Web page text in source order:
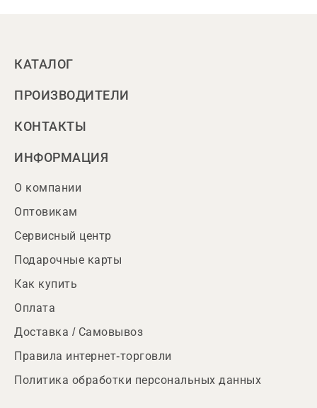
КАТАЛОГ
ПРОИЗВОДИТЕЛИ
КОНТАКТЫ
ИНФОРМАЦИЯ
О компании
Оптовикам
Сервисный центр
Подарочные карты
Как купить
Оплата
Доставка / Самовывоз
Правила интернет-торговли
Политика обработки персональных данных